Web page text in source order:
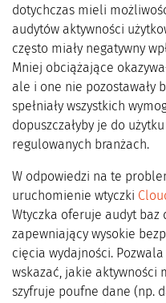
dotychczas mieli
audytów aktywności
często miały negatywny
Mniej obciążające
ale i one nie pozostawały
spełniały wszystkich
dopuszczałyby je do
regulowanych branżach.
W odpowiedzi na te
uruchomienie wtyczki
Wtyczka oferuje audyt baz
zapewniający wysokie
cięcia wydajności.
wskazać, jakie aktywności
szyfruje poufne dane (np.